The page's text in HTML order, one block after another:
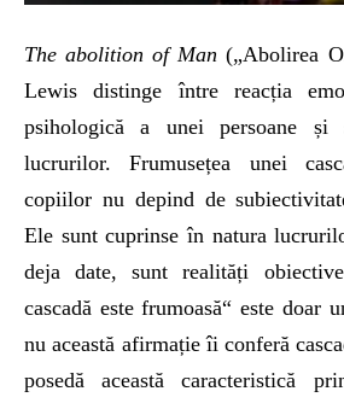
The abolition of Man („Abolirea
Lewis distinge între reacția
psihologică a unei persoane și
lucrurilor. Frumusețea unei
copiilor nu depind de
Ele sunt cuprinse în natura
deja date, sunt realități
cascadă este frumoasă“ este doar
nu această afirmație îi conferă
posedă această caracteristică